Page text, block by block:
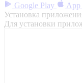
Google Play
App
Установка
Для установки